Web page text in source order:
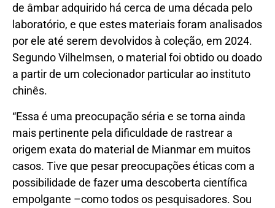
de âmbar adquirido há cerca de uma década pelo
laboratório, e que estes materiais foram analisados
por ele até serem devolvidos à coleção, em 2024.
Segundo Vilhelmsen, o material foi obtido ou doado
a partir de um colecionador particular ao instituto
chinês.
“Essa é uma preocupação séria e se torna ainda
mais pertinente pela dificuldade de rastrear a
origem exata do material de Mianmar em muitos
casos. Tive que pesar preocupações éticas com a
possibilidade de fazer uma descoberta científica
empolgante –como todos os pesquisadores. Sou